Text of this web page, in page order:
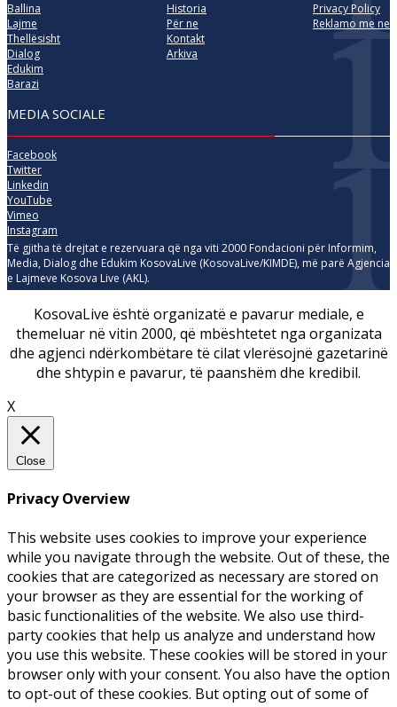
Ballina
Lajme
Thellësisht
Dialog
Edukim
Barazi
Historia
Për ne
Kontakt
Arkiva
Privacy Policy
Reklamo me ne
MEDIA SOCIALE
Facebook
Twitter
Linkedin
YouTube
Vimeo
Instagram
Të gjitha të drejtat e rezervuara që nga viti 2000 Fondacioni për Informim,
Media, Dialog dhe Edukim KosovaLive (KosovaLive/KIMDE), më parë Agjencia
e Lajmeve Kosova Live (AKL).
KosovaLive është organizatë e pavarur mediale, e
themeluar në vitin 2000, që mbështetet nga organizata
dhe agjenci ndërkombëtare të cilat vlerësojnë gazetarinë
dhe shtypin e pavarur, të paanshëm dhe kredibil.
X
Close
Privacy Overview
This website uses cookies to improve your experience
while you navigate through the website. Out of these, the
cookies that are categorized as necessary are stored on
your browser as they are essential for the working of
basic functionalities of the website. We also use third-
party cookies that help us analyze and understand how
you use this website. These cookies will be stored in your
browser only with your consent. You also have the option
to opt-out of these cookies. But opting out of some of